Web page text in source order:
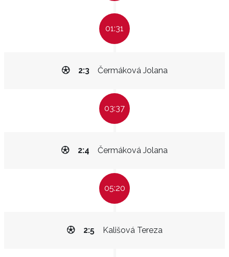
01:31
Čermáková Jolana
2:3
03:37
Čermáková Jolana
2:4
05:20
Kališová Tereza
2:5